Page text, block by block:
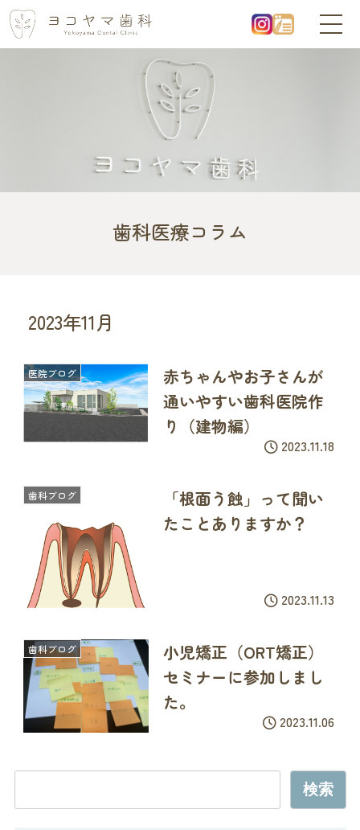
歯科医療コラム
2023年11月
医院ブログ
赤ちゃんやお子さんが
通いやすい歯科医院作
り（建物編）
2023.11.18
歯科ブログ
「根面う蝕」って聞い
たことありますか？
2023.11.13
歯科ブログ
小児矯正（ORT矯正）
セミナーに参加しまし
た。
2023.11.06
検索